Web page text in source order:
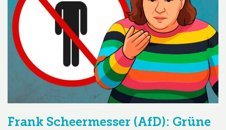
Frank Scheermesser (AfD): Grüne